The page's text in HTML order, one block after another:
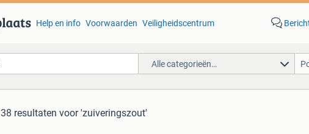
Help en info Voorwaarden Veiligheidscentrum
Alle categorieën…
38 resultaten voor 'zuiveringszout'